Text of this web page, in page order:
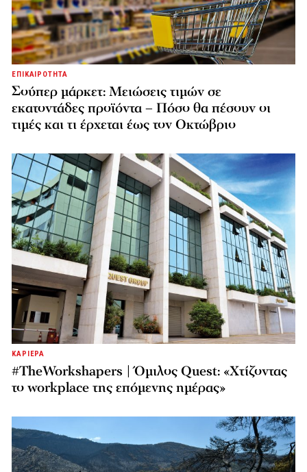
ΕΠΙΚΑΙΡΟΤΗΤΑ
Σούπερ μάρκετ: Μειώσεις τιμών σε
εκατοντάδες προϊόντα – Πόσο θα πέσουν οι
τιμές και τι έρχεται έως τον Οκτώβριο
ΚΑΡΙΕΡΑ
#TheWorkshapers | Όμιλος Quest: «Χτίζοντας
το workplace της επόμενης ημέρας»